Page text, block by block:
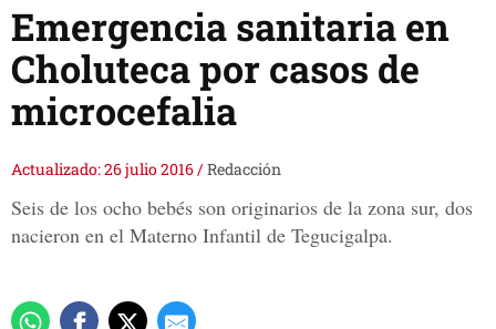
Emergencia sanitaria en
Choluteca por casos de
microcefalia
Actualizado: 26 julio 2016/Redacción
Seis de los ocho bebés son originarios de la zona sur, dos
nacieron en el Materno Infantil de Tegucigalpa.